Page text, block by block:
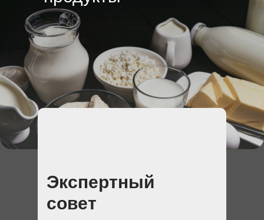
Экспертный
совет